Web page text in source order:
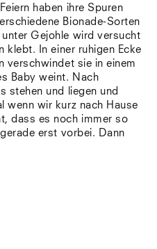
haben ihre Spuren
Bionade-Sorten
unter Gejohle wird versucht
klebt. In einer ruhigen Ecke
verschwindet sie in einem
Baby weint. Nach
stehen und liegen und
wenn wir kurz nach Hause
dass es noch immer so
erst vorbei. Dann